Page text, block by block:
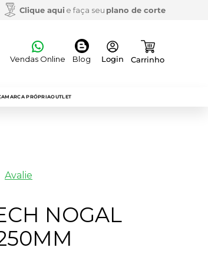
Clique aqui e faça seu plano de corte
Vendas Online Blog
MARCA PRÓPRIAOUTLET
Avalie
NOGAL